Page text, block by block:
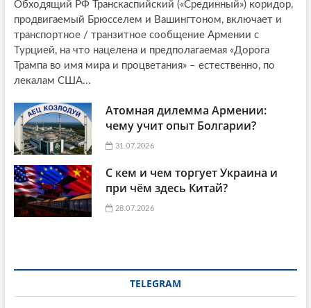
Обходящий РФ Транскаспийский («Срединный») коридор,
продвигаемый Брюсселем и Вашингтоном, включает и
транспортное / транзитное сообщение Армении с
Турцией, на что нацелена и предполагаемая «Дорога
Трампа во имя мира и процветания» – естественно, по
лекалам США...
Атомная дилемма Армении:
чему учит опыт Болгарии?
31.07.2026
С кем и чем торгует Украина и
при чём здесь Китай?
28.07.2026
TELEGRAM